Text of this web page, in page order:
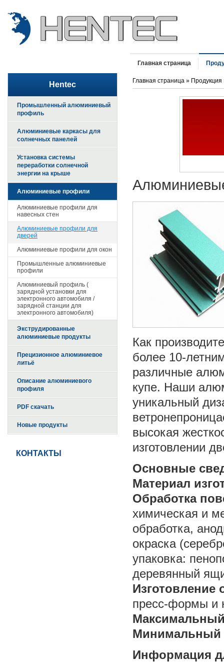
Главная страница
Hentec
Промышленный алюминиевый
профиль
Алюминиевые каркасы для
солнечных панелей
Установка системы
переработки солнечной
энергии на крыше
Алюминиевые профили
Алюминиевые профили для
навесных стен
Алюминиевые профили для
дверей
Алюминиевые профили для окон
Промышленные алюминиевые
профили
Алюминиевый профиль (
зарядной установки для
электронного автомобиля /
зарядной станции для
электронного автомобиля)
Экструдированные
алюминиевые продукты
Прецизионное алюминиевое
литьё
Описание алюминиевого
профиля
PDF скачать
Новые продукты
КОНТАКТЫ
Главная страница » Продукция
Как
более 10-
различные
купе. Наши
уникальный
высокая
изготовлении
Основные
Материал
Обработка
химическая и
обработка,
окраска
упаковка:
деревянный
Изготовление
пресс-формы и
Минимальный
Информация